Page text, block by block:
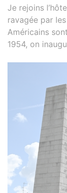
Je rejoins
ravagée par
Américains
1954, on